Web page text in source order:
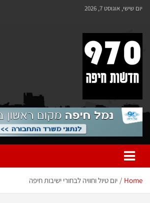
יום שישי, אוגוסט 7, 2026
970 חדשות חיפה
970 חדשות חיפה
Home יום טיול וחוויה לבחורי ישיבות חיפה